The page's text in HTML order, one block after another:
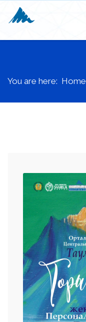
You are here: Home